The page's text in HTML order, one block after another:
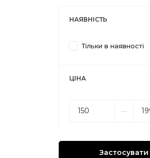
НАЯВНІСТЬ
Тільки в наявності
ЦІНА
––
Застосувати